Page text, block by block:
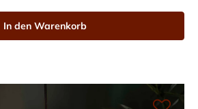
In den Warenkorb